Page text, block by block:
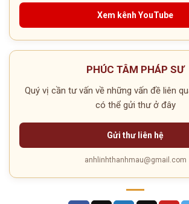
Xem kênh YouTube
PHÚC TÂM PHÁP SƯ
Quý vị cần tư vấn về những vấn đề liên
có thể gửi thư ở đây
Gửi thư liên hệ
anhlinhthanhmau@gmail.com